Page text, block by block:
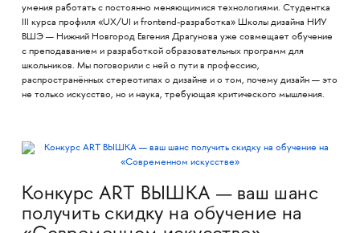
умения работать с постоянно меняющимися технологиями. Студентка
III курса профиля «UX/UI и frontend-разработка» Школы дизайна НИУ
ВШЭ — Нижний Новгород Евгения Драгунова уже совмещает обучение
с преподаванием и разработкой образовательных программ для
школьников. Мы поговорили с ней о пути в профессию,
распространённых стереотипах о дизайне и о том, почему дизайн — это
не только искусство, но и наука, требующая критического мышления.
Конкурс ART ВЫШКА — ваш шанс
получить скидку на обучение на